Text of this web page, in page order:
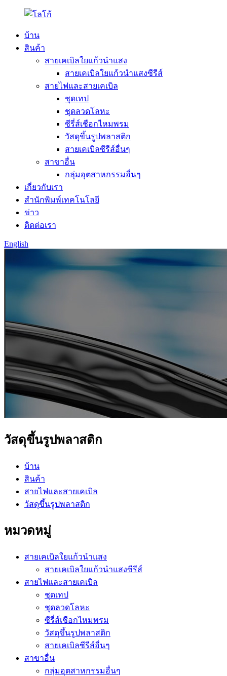
บ้าน
สินค้า
สายเคเบิลใยแก้วนำแสง
สายเคเบิลใยแก้วนำแสงซีรีส์
สายไฟและสายเคเบิล
ชุดเทป
ชุดลวดโลหะ
ซีรี่ส์เชือกไหมพรม
วัสดุขึ้นรูปพลาสติก
สายเคเบิลซีรีส์อื่นๆ
สาขาอื่น
กลุ่มอุตสาหกรรมอื่นๆ
เกี่ยวกับเรา
สำนักพิมพ์เทคโนโลยี
ข่าว
ติดต่อเรา
English
วัสดุขึ้นรูปพลาสติก
บ้าน
สินค้า
สายไฟและสายเคเบิล
วัสดุขึ้นรูปพลาสติก
หมวดหมู่
สายเคเบิลใยแก้วนำแสง
สายเคเบิลใยแก้วนำแสงซีรีส์
สายไฟและสายเคเบิล
ชุดเทป
ชุดลวดโลหะ
ซีรี่ส์เชือกไหมพรม
วัสดุขึ้นรูปพลาสติก
สายเคเบิลซีรีส์อื่นๆ
สาขาอื่น
กลุ่มอุตสาหกรรมอื่นๆ